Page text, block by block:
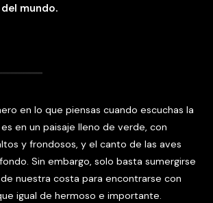
mundo.
en lo que piensas cuando escuchas la
es en un paisaje lleno de verde, con
y frondosos, y el canto de las aves
Sin embargo, solo basta sumergirse
nuestra costa para encontrarse con
igual de hermoso e importante.